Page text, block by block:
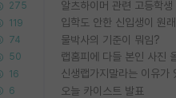
275
119
74
50
16
6
알츠하이머 관련 고등학
입학도 안한 신입생이 원
물박사의 기준이 뭐임?
랩홈피에 다들 본인 사진
신생랩가지말라는 이유가
오늘 카이스트 발표